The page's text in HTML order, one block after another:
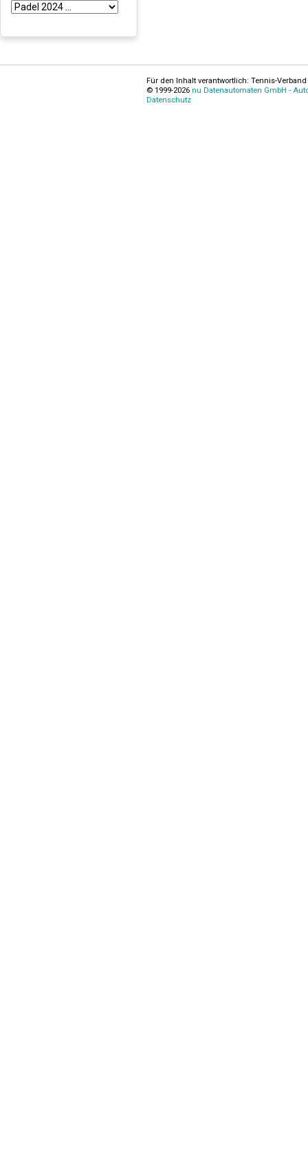
Für den Inhalt verantwortlich: Tennis-
© 1999-2026 nu Datenautomaten GmbH -
Datenschutz